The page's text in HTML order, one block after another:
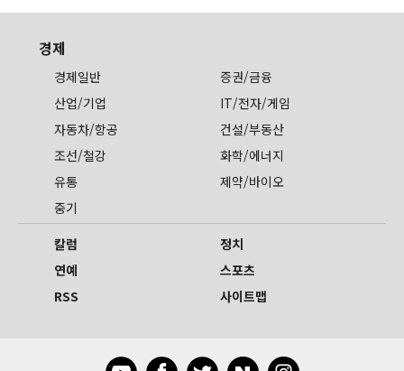
경제
경제일반
증권/금융
산업/기업
IT/전자/게임
자동차/항공
건설/부동산
조선/철강
화학/에너지
유통
제약/바이오
중기
칼럼
정치
연예
스포츠
RSS
사이트맵